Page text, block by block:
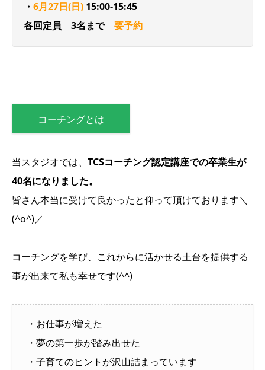
・ 6月27日(日) 15:00-15:45
各回定員 3名まで 要予約
コーチングとは
当スタジオでは、 TCSコーチング認定講座での卒業生が
40名になりました。
皆さん本当に受けて良かったと仰って頂けております＼
(^o^)／
コーチングを学び、これからに活かせる土台を提供する
事が出来て私も幸せです(^^)
・お仕事が増えた
・夢の第一歩が踏み出せた
・子育てのヒントが沢山詰まっています